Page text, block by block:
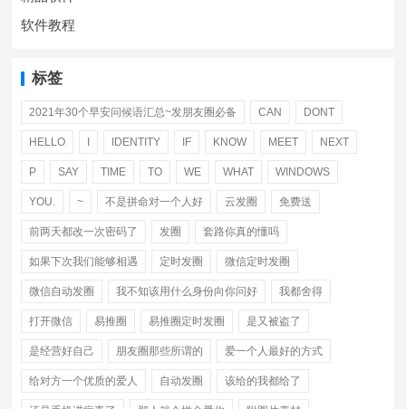
软件教程
标签
2021年30个早安问候语汇总~发朋友圈必备 CAN DONT
HELLO IDENTITY IF KNOW MEET NEXT
P SAY TIME TO WE WHAT WINDOWS
YOU. ~ 不是拼命对一个人好 云发圈 免费送
前两天都改一次密码了 发圈 套路你真的懂吗
如果下次我们能够相遇 定时发圈 微信定时发圈
微信自动发圈 我不知该用什么身份向你问好 我都舍得
打开微信 易推圈 易推圈定时发圈 是又被盗了
是经营好自己 朋友圈那些所谓的 爱一个人最好的方式
给对方一个优质的爱人 自动发圈 该给的我都给了